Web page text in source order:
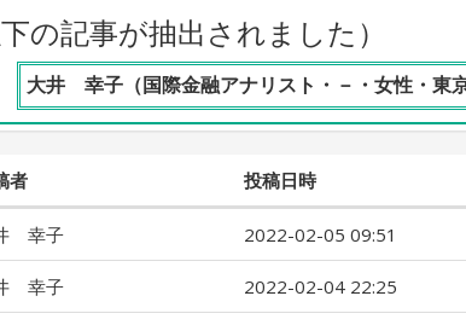
の記事が抽出されました）
大井 幸子（国際金融アナリスト・－・女性・東京
者 投稿日時
幸子 2022-02-05 09:51
幸子 2022-02-04 22:25